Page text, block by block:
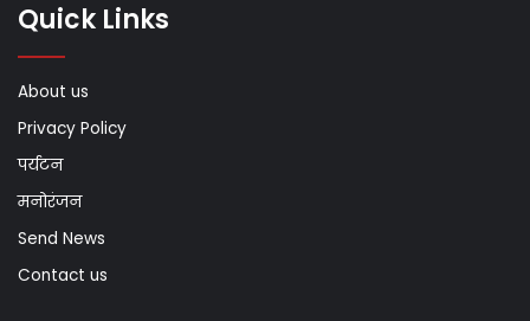
Quick Links
About us
Privacy Policy
पर्यटन
मनोरंजन
Send News
Contact us